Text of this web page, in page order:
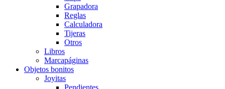
Grapadora
Reglas
Calculadora
Tijeras
Otros
Libros
Marcapáginas
Objetos bonitos
Joyitas
Pendientes